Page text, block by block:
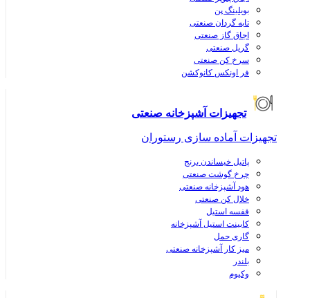
بویلینگ پن
تابه گردان صنعتی
اجاق گاز صنعتی
گریل صنعتی
سرخ کن صنعتی
فر اونکس کانوکشن
تجهیزات آشپزخانه صنعتی
تجهیزات آماده سازی رستوران
پاتیل خیساندن برنج
چرخ گوشت صنعتی
هود آشپزخانه صنعتی
خلال کن صنعتی
قفسه استیل
کابینت استیل آشپزخانه
گاری حمل
میز کار آشپزخانه صنعتی
بلندر
وکیوم